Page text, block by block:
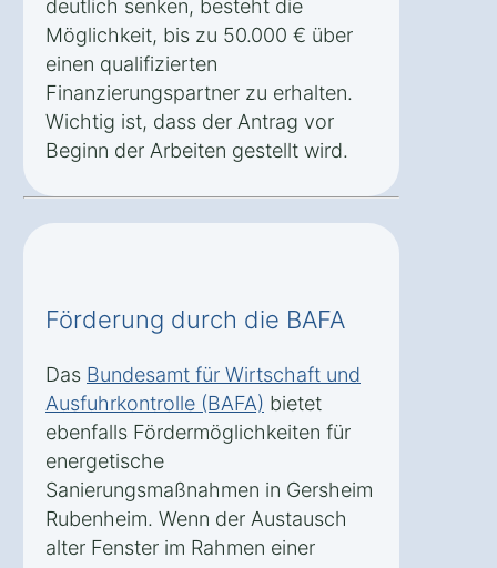
deutlich senken, besteht die
Möglichkeit, bis zu 50.000 € über
einen qualifizierten
Finanzierungspartner zu erhalten.
Wichtig ist, dass der Antrag vor
Beginn der Arbeiten gestellt wird.
Förderung durch die BAFA
Das Bundesamt für Wirtschaft und
Ausfuhrkontrolle (BAFA) bietet
ebenfalls Fördermöglichkeiten für
energetische
Sanierungsmaßnahmen in Gersheim
Rubenheim. Wenn der Austausch
alter Fenster im Rahmen einer